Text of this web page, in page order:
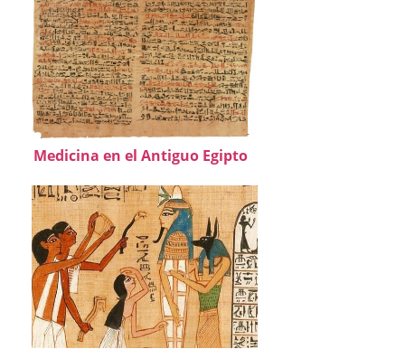
Medicina en el Antiguo Egipto